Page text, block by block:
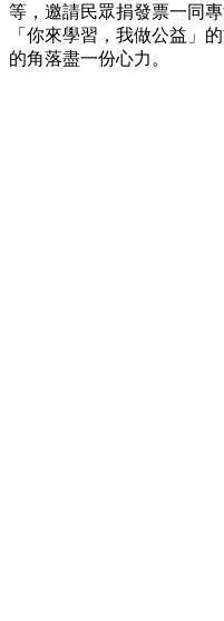
等，邀請民眾捐發票一同
「你來學習，我做公益」
的角落盡一份心力。